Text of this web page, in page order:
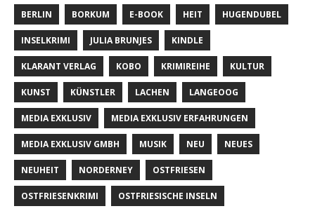
BERLIN BORKUM E-BOOK HEIT HUGENDUBEL
INSELKRIMI JULIA BRUNJES KINDLE
KLARANT VERLAG KOBO KRIMIREIHE KULTUR
KUNST KÜNSTLER LACHEN LANGEOOG
MEDIA EXKLUSIV MEDIA EXKLUSIV ERFAHRUNGEN
MEDIA EXKLUSIV GMBH MUSIK NEU NEUES
NEUHEIT NORDERNEY OSTFRIESEN
OSTFRIESENKRIMI OSTFRIESISCHE INSELN